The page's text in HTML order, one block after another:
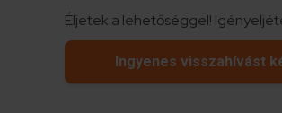
Éljetek a lehetőséggel!
Ingyenes visszahívást